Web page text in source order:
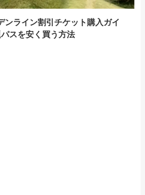
ンライン割引チケット購入ガイ
パスを安く買う方法